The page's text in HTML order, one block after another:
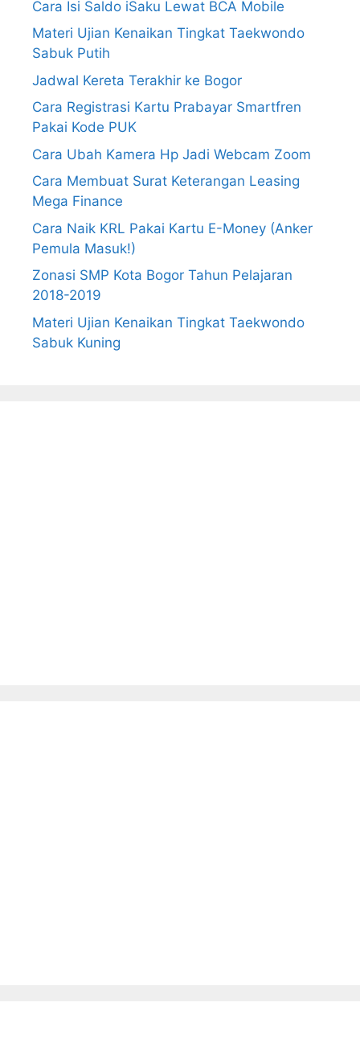
Cara Isi Saldo iSaku Lewat BCA Mobile
Materi Ujian Kenaikan Tingkat Taekwondo
Sabuk Putih
Jadwal Kereta Terakhir ke Bogor
Cara Registrasi Kartu Prabayar Smartfren
Pakai Kode PUK
Cara Ubah Kamera Hp Jadi Webcam Zoom
Cara Membuat Surat Keterangan Leasing
Mega Finance
Cara Naik KRL Pakai Kartu E-Money (Anker
Pemula Masuk!)
Zonasi SMP Kota Bogor Tahun Pelajaran
2018-2019
Materi Ujian Kenaikan Tingkat Taekwondo
Sabuk Kuning